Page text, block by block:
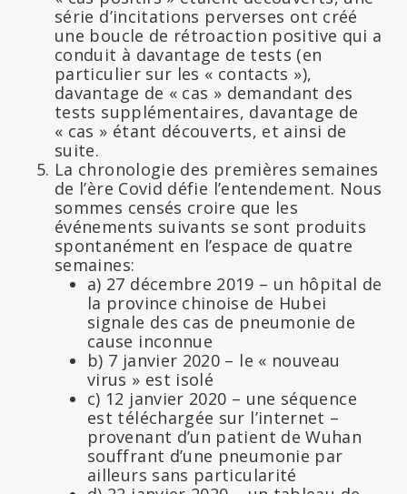
série d’incitations perverses ont créé
une boucle de rétroaction positive qui a
conduit à davantage de tests (en
particulier sur les « contacts »),
davantage de « cas » demandant des
tests supplémentaires, davantage de
« cas » étant découverts, et ainsi de
suite.
La chronologie des premières semaines
de l’ère Covid défie l’entendement. Nous
sommes censés croire que les
événements suivants se sont produits
spontanément en l’espace de quatre
semaines:
a) 27 décembre 2019 – un hôpital de
la province chinoise de Hubei
signale des cas de pneumonie de
cause inconnue
b) 7 janvier 2020 – le « nouveau
virus » est isolé
c) 12 janvier 2020 – une séquence
est téléchargée sur l’internet –
provenant d’un patient de Wuhan
souffrant d’une pneumonie par
ailleurs sans particularité